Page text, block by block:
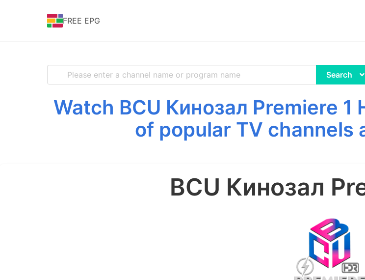
FREE EPG
Search
Watch BCU Кинозал Premiere
of popular TV channels
BCU Кинозал